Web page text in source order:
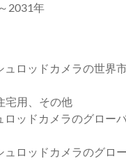
2031年
ロッドカメラの世界市
宅用、その他
ロッドカメラのグロー
ロッドカメラのグロ